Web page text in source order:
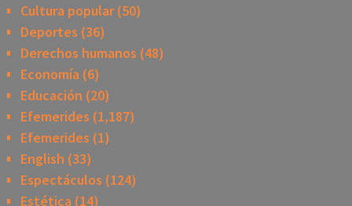
Cultura popular(50)
Deportes (36)
Derechos humanos (48)
Economía(6)
Educación (20)
Efemerides (1,187)
Efemerides (1)
English (33)
Espectáculos (124)
Estética(14)